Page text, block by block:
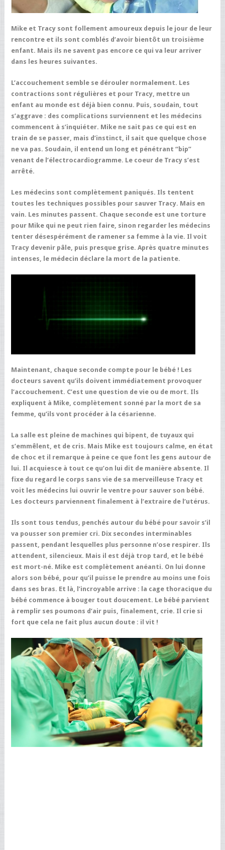
Mike et Tracy sont follement amoureux depuis le jour de leur
rencontre et ils sont comblés d’avoir bientôt un troisième
enfant. Mais ils ne savent pas encore ce qui va leur arriver
dans les heures suivantes.
L’accouchement semble se dérouler normalement. Les
contractions sont régulières et pour Tracy, mettre un
enfant au monde est déjà bien connu. Puis, soudain, tout
s’aggrave : des complications surviennent et les médecins
commencent à s’inquiéter. Mike ne sait pas ce qui est en
train de se passer, mais d’instinct, il sait que quelque chose
ne va pas. Soudain, il entend un long et pénétrant “bip”
venant de l’électrocardiogramme. Le coeur de Tracy s’est
arrêté.
Les médecins sont complètement paniqués. Ils tentent
toutes les techniques possibles pour sauver Tracy. Mais en
vain. Les minutes passent. Chaque seconde est une torture
pour Mike qui ne peut rien faire, sinon regarder les médecins
tenter désespérément de ramener sa femme à la vie. Il voit
Tracy devenir pâle, puis presque grise. Après quatre minutes
intenses, le médecin déclare la mort de la patiente.
Maintenant, chaque seconde compte pour le bébé ! Les
docteurs savent qu’ils doivent immédiatement provoquer
l’accouchement. C’est une question de vie ou de mort. Ils
expliquent à Mike, complètement sonné par la mort de sa
femme, qu’ils vont procéder à la césarienne.
La salle est pleine de machines qui bipent, de tuyaux qui
s’emmêlent, et de cris. Mais Mike est toujours calme, en état
de choc et il remarque à peine ce que font les gens autour de
lui. Il acquiesce à tout ce qu’on lui dit de manière absente. Il
fixe du regard le corps sans vie de sa merveilleuse Tracy et
voit les médecins lui ouvrir le ventre pour sauver son bébé.
Les docteurs parviennent finalement à l’extraire de l’utérus.
Ils sont tous tendus, penchés autour du bébé pour savoir s’il
va pousser son premier cri. Dix secondes interminables
passent, pendant lesquelles plus personne n’ose respirer. Ils
attendent, silencieux. Mais il est déjà trop tard, et le bébé
est mort-né. Mike est complètement anéanti. On lui donne
alors son bébé, pour qu’il puisse le prendre au moins une fois
dans ses bras. Et là, l’incroyable arrive : la cage thoracique du
bébé commence à bouger tout doucement. Le bébé parvient
à remplir ses poumons d’air puis, finalement, crie. Il crie si
fort que cela ne fait plus aucun doute : il vit !